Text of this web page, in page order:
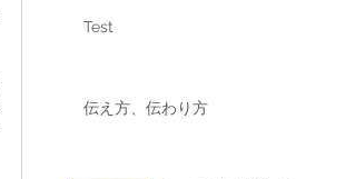
Test
伝え方、伝わり方